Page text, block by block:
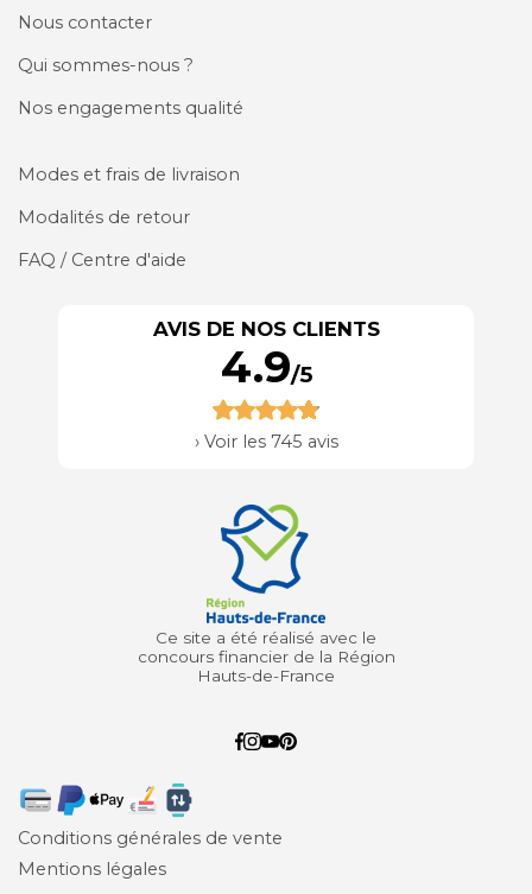
Nous contacter
Qui sommes-nous ?
Nos engagements qualité
Modes et frais de livraison
Modalités de retour
FAQ / Centre d'aide
AVIS DE NOS CLIENTS
4.9/5
› Voir les 745 avis
Ce site a été réalisé avec le
concours financier de la Région
Hauts-de-France
Conditions générales de vente
Mentions légales